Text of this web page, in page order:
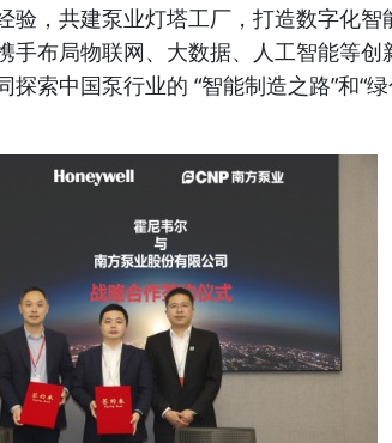
验，共建泵业灯塔工厂，打造数字化智
手布局物联网、大数据、人工智能等创
索中国泵行业的 “智能制造之路”和“